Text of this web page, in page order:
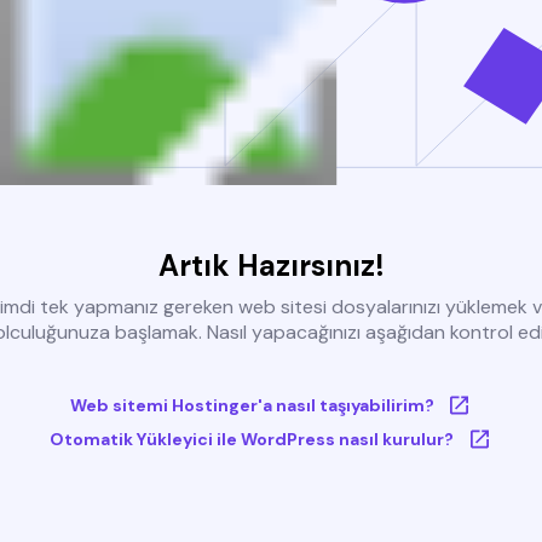
Artık Hazırsınız!
tek yapmanız gereken web sitesi dosyalarınızı yüklemek
başlamak. Nasıl yapacağınızı aşağıdan kontrol
Web sitemi Hostinger'a nasıl taşıyabilirim?
Otomatik Yükleyici ile WordPress nasıl kurulur?